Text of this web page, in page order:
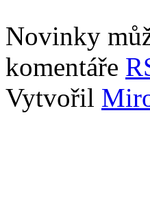
Novinky
komentáře
Vytvořil